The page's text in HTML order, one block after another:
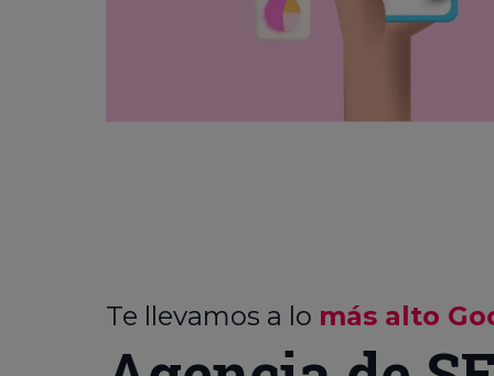
Te llevamos a lo más alto